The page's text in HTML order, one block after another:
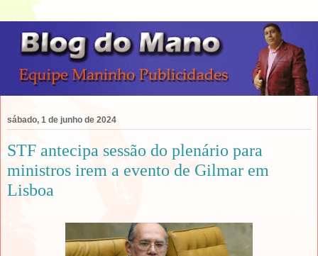
sábado, 1 de junho de 2024
STF antecipa sessão do plenário para
ministros irem a evento de Gilmar em
Lisboa